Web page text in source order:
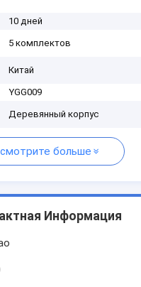
10 дней
5 комплектов
Китай
YGG009
Деревянный корпус
больше
Информация